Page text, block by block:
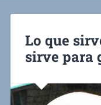
Lo que
sirve para